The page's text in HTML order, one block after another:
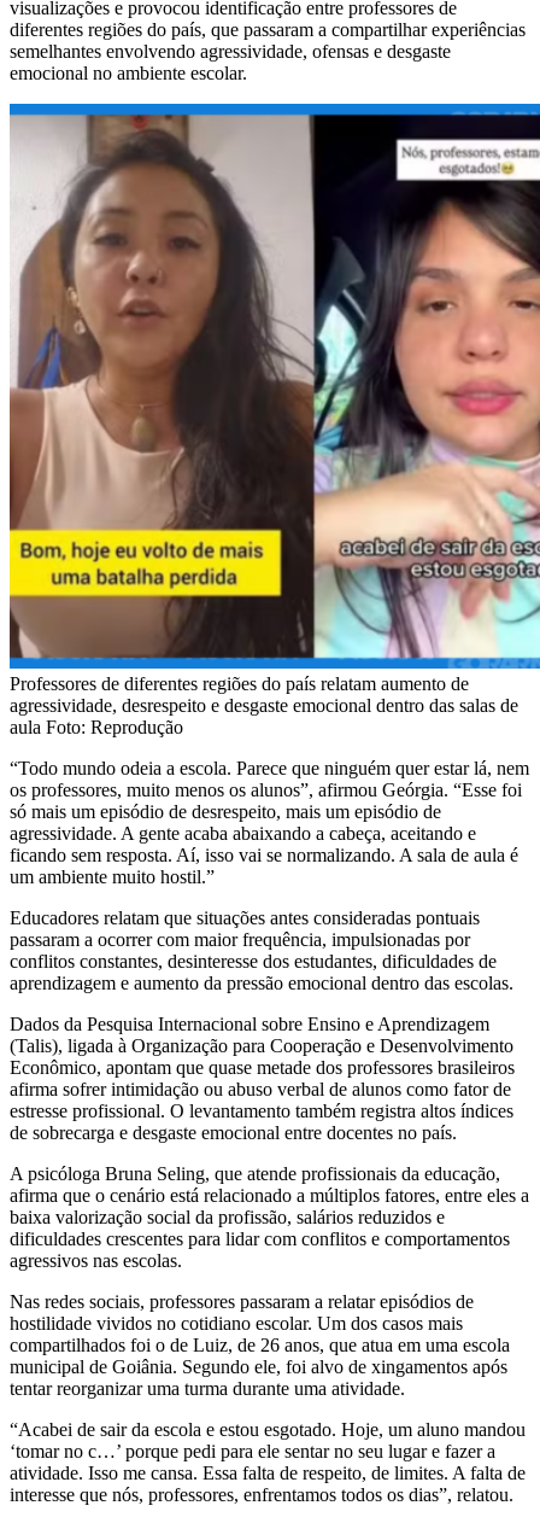
visualizações e provocou identificação entre professores de
diferentes regiões do país, que passaram a compartilhar experiências
semelhantes envolvendo agressividade, ofensas e desgaste
emocional no ambiente escolar.
Professores de diferentes regiões do país relatam aumento de
agressividade, desrespeito e desgaste emocional dentro das salas de
aula Foto: Reprodução
“Todo mundo odeia a escola. Parece que ninguém quer estar lá, nem
os professores, muito menos os alunos”, afirmou Geórgia. “Esse foi
só mais um episódio de desrespeito, mais um episódio de
agressividade. A gente acaba abaixando a cabeça, aceitando e
ficando sem resposta. Aí, isso vai se normalizando. A sala de aula é
um ambiente muito hostil.”
Educadores relatam que situações antes consideradas pontuais
passaram a ocorrer com maior frequência, impulsionadas por
conflitos constantes, desinteresse dos estudantes, dificuldades de
aprendizagem e aumento da pressão emocional dentro das escolas.
Dados da Pesquisa Internacional sobre Ensino e Aprendizagem
(Talis), ligada à Organização para Cooperação e Desenvolvimento
Econômico, apontam que quase metade dos professores brasileiros
afirma sofrer intimidação ou abuso verbal de alunos como fator de
estresse profissional. O levantamento também registra altos índices
de sobrecarga e desgaste emocional entre docentes no país.
A psicóloga Bruna Seling, que atende profissionais da educação,
afirma que o cenário está relacionado a múltiplos fatores, entre eles a
baixa valorização social da profissão, salários reduzidos e
dificuldades crescentes para lidar com conflitos e comportamentos
agressivos nas escolas.
Nas redes sociais, professores passaram a relatar episódios de
hostilidade vividos no cotidiano escolar. Um dos casos mais
compartilhados foi o de Luiz, de 26 anos, que atua em uma escola
municipal de Goiânia. Segundo ele, foi alvo de xingamentos após
tentar reorganizar uma turma durante uma atividade.
“Acabei de sair da escola e estou esgotado. Hoje, um aluno mandou
‘tomar no c…’ porque pedi para ele sentar no seu lugar e fazer a
atividade. Isso me cansa. Essa falta de respeito, de limites. A falta de
interesse que nós, professores, enfrentamos todos os dias”, relatou.